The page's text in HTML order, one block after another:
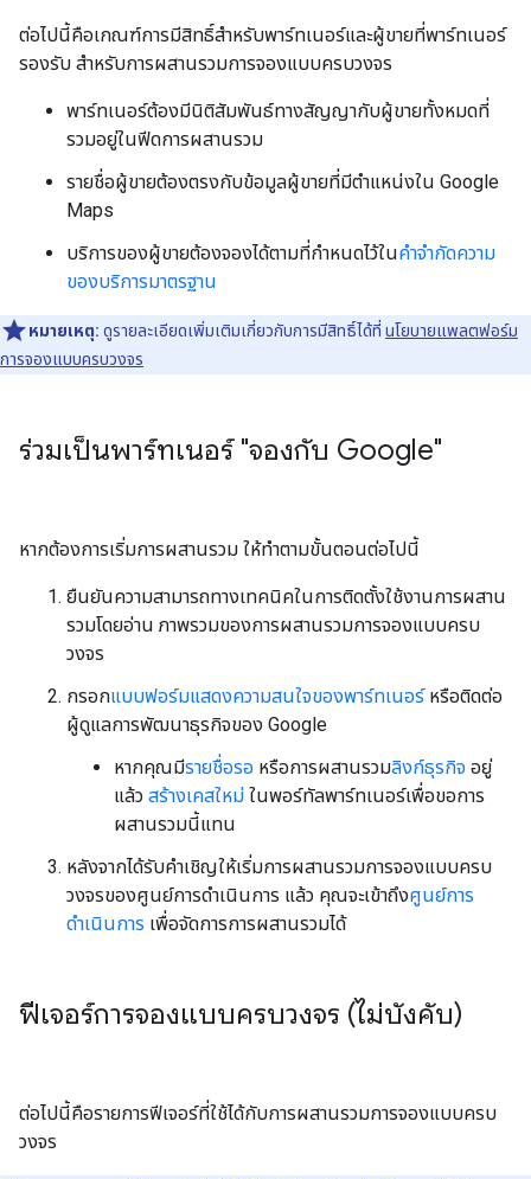
ต่อไปนี้คือเกณฑ์การมีสิทธิ์สำหรับพาร์ทเนอร์และผู้ขายที่พาร์ทเนอร์
รองรับ สำหรับการผสานรวมการจองแบบครบวงจร
พาร์ทเนอร์ต้องมีนิติสัมพันธ์ทางสัญญากับผู้ขายทั้งหมดที่
รวมอยู่ในฟีดการผสานรวม
รายชื่อผู้ขายต้องตรงกับข้อมูลผู้ขายที่มีตำแหน่งใน Google
Maps
บริการของผู้ขายต้องจองได้ตามที่กำหนดไว้ในคำจำกัดความ
ของบริการมาตรฐาน
หมายเหตุ: ดูรายละเอียดเพิ่มเติมเกี่ยวกับการมีสิทธิ์ได้ที่ นโยบายแพลตฟอร์ม
การจองแบบครบวงจร
ร่วมเป็นพาร์ทเนอร์ "จองกับ Google"
หากต้องการเริ่มการผสานรวม ให้ทำตามขั้นตอนต่อไปนี้
ยืนยันความสามารถทางเทคนิคในการติดตั้งใช้งานการผสาน
รวมโดยอ่าน ภาพรวมของการผสานรวมการจองแบบครบ
วงจร
กรอกแบบฟอร์มแสดงความสนใจของพาร์ทเนอร์หรือติดต่อ
ผู้ดูแลการพัฒนาธุรกิจของ Google
หากคุณมีรายชื่อรอ หรือการผสานรวมลิงก์ธุรกิจ อยู่
แล้ว สร้างเคสใหม่ ในพอร์ทัลพาร์ทเนอร์เพื่อขอการ
ผสานรวมนี้แทน
หลังจากได้รับคำเชิญให้เริ่มการผสานรวมการจองแบบครบ
วงจรของศูนย์การดำเนินการ แล้ว คุณจะเข้าถึงศูนย์การ
ดำเนินการ เพื่อจัดการการผสานรวมได้
ฟีเจอร์การจองแบบครบวงจร (ไม่บังคับ)
ต่อไปนี้คือรายการฟีเจอร์ที่ใช้ได้กับการผสานรวมการจองแบบครบ
วงจร